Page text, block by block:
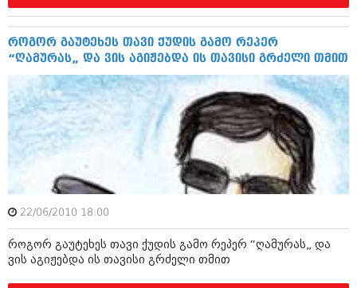
ნოემბერი 2011 (471)
ოქტომბერი 2011 (754)
აგვისტო 2011 (249)
ივლისი 2011 (400)
ივნისი 2011 (438)
მაისი 2011 (415)
მარტი 2011 (654)
თებერვალი 2011 (329)
იანვარი 2011 (647)
(157)
დეკემბერი 2010 (881)
ნოემბერი 2010 (422)
ოქტომბერი 2010 (341)
როგორ გაუტეხეს თავი ქუდის გამო რეპერ
“ღამურას„ და ვის აგიჟებდა ის თავისი გრძელი თმით
22/06/2010 18:00
როგორ გაუტეხეს თავი ქუდის გამო რეპერ “ღამურას„ და
ვის აგიჟებდა ის თავისი გრძელი თმით